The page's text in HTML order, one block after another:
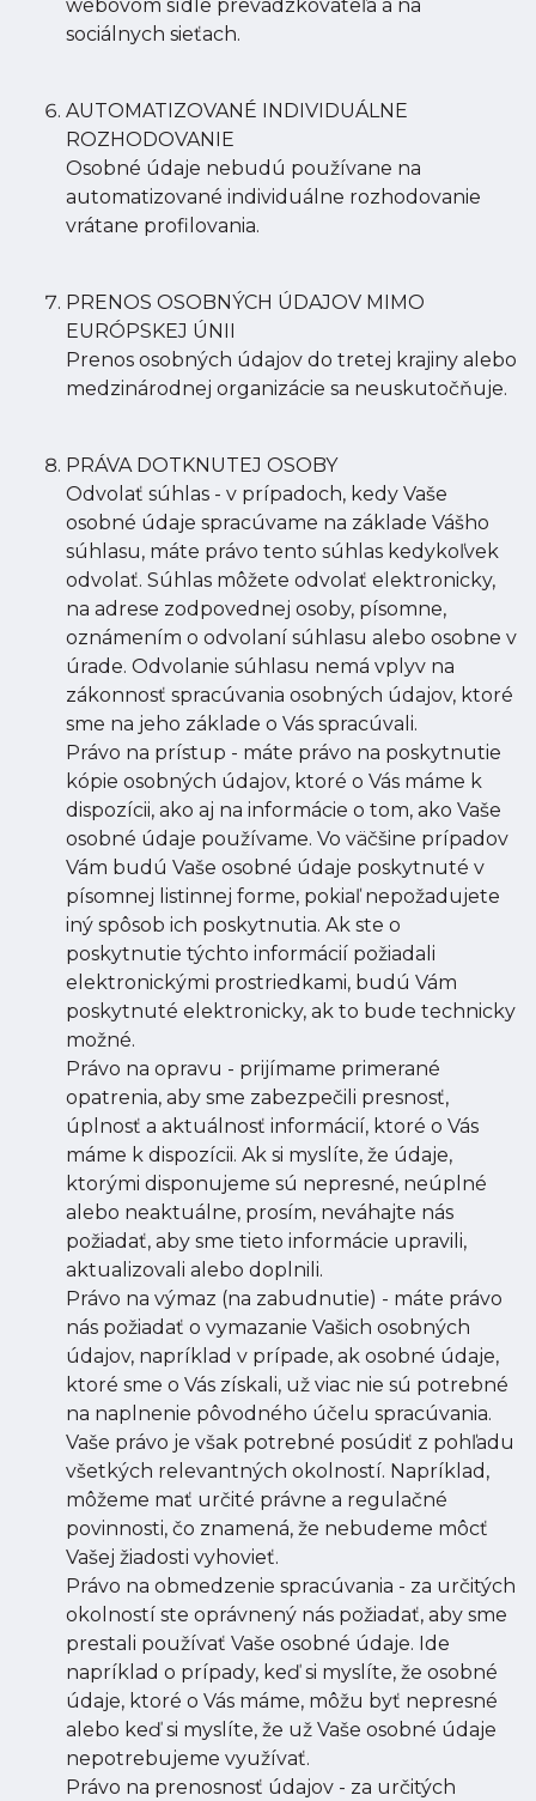
webovom sídle prevádzkovateľa a na
sociálnych sieťach.
AUTOMATIZOVANÉ INDIVIDUÁLNE
ROZHODOVANIE
Osobné údaje nebudú používane na
automatizované individuálne rozhodovanie
vrátane profilovania.
PRENOS OSOBNÝCH ÚDAJOV MIMO
EURÓPSKEJ ÚNII
Prenos osobných údajov do tretej krajiny alebo
medzinárodnej organizácie sa neuskutočňuje.
PRÁVA DOTKNUTEJ OSOBY
Odvolať súhlas - v prípadoch, kedy Vaše
osobné údaje spracúvame na základe Vášho
súhlasu, máte právo tento súhlas kedykoľvek
odvolať. Súhlas môžete odvolať elektronicky,
na adrese zodpovednej osoby, písomne,
oznámením o odvolaní súhlasu alebo osobne v
úrade. Odvolanie súhlasu nemá vplyv na
zákonnosť spracúvania osobných údajov, ktoré
sme na jeho základe o Vás spracúvali.
Právo na prístup - máte právo na poskytnutie
kópie osobných údajov, ktoré o Vás máme k
dispozícii, ako aj na informácie o tom, ako Vaše
osobné údaje používame. Vo väčšine prípadov
Vám budú Vaše osobné údaje poskytnuté v
písomnej listinnej forme, pokiaľ nepožadujete
iný spôsob ich poskytnutia. Ak ste o
poskytnutie týchto informácií požiadali
elektronickými prostriedkami, budú Vám
poskytnuté elektronicky, ak to bude technicky
možné.
Právo na opravu - prijímame primerané
opatrenia, aby sme zabezpečili presnosť,
úplnosť a aktuálnosť informácií, ktoré o Vás
máme k dispozícii. Ak si myslíte, že údaje,
ktorými disponujeme sú nepresné, neúplné
alebo neaktuálne, prosím, neváhajte nás
požiadať, aby sme tieto informácie upravili,
aktualizovali alebo doplnili.
Právo na výmaz (na zabudnutie) - máte právo
nás požiadať o vymazanie Vašich osobných
údajov, napríklad v prípade, ak osobné údaje,
ktoré sme o Vás získali, už viac nie sú potrebné
na naplnenie pôvodného účelu spracúvania.
Vaše právo je však potrebné posúdiť z pohľadu
všetkých relevantných okolností. Napríklad,
môžeme mať určité právne a regulačné
povinnosti, čo znamená, že nebudeme môcť
Vašej žiadosti vyhovieť.
Právo na obmedzenie spracúvania - za určitých
okolností ste oprávnený nás požiadať, aby sme
prestali používať Vaše osobné údaje. Ide
napríklad o prípady, keď si myslíte, že osobné
údaje, ktoré o Vás máme, môžu byť nepresné
alebo keď si myslíte, že už Vaše osobné údaje
nepotrebujeme využívať.
Právo na prenosnosť údajov - za určitých